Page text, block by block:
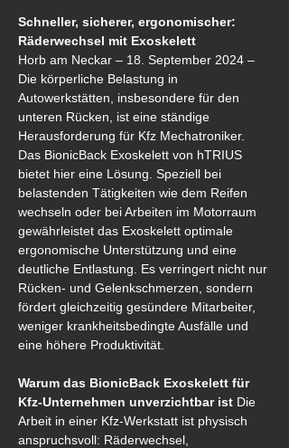
Schneller, sicherer, ergonomischer:
Räderwechsel mit Exoskelett
Horb am Neckar – 18. September 2024 –
Die körperliche Belastung in
Autowerkstätten, insbesondere für den
unteren Rücken, ist eine ständige
Herausforderung für Kfz Mechatroniker.
Das BionicBack Exoskelett von hTRIUS
bietet hier eine Lösung. Speziell bei
belastenden Tätigkeiten wie dem Reifen
wechseln oder bei Arbeiten im Motorraum
gewährleistet das Exoskelett optimale
ergonomische Unterstützung und eine
deutliche Entlastung. Es verringert nicht nur
Rücken- und Gelenkschmerzen, sondern
fördert gleichzeitig gesündere Mitarbeiter,
weniger krankheitsbedingte Ausfälle und
eine höhere Produktivität.
Warum das BionicBack Exoskelett für
Kfz-Unternehmen unverzichtbar ist Die
Arbeit in einer Kfz-Werkstatt ist physisch
anspruchsvoll: Räderwechsel,